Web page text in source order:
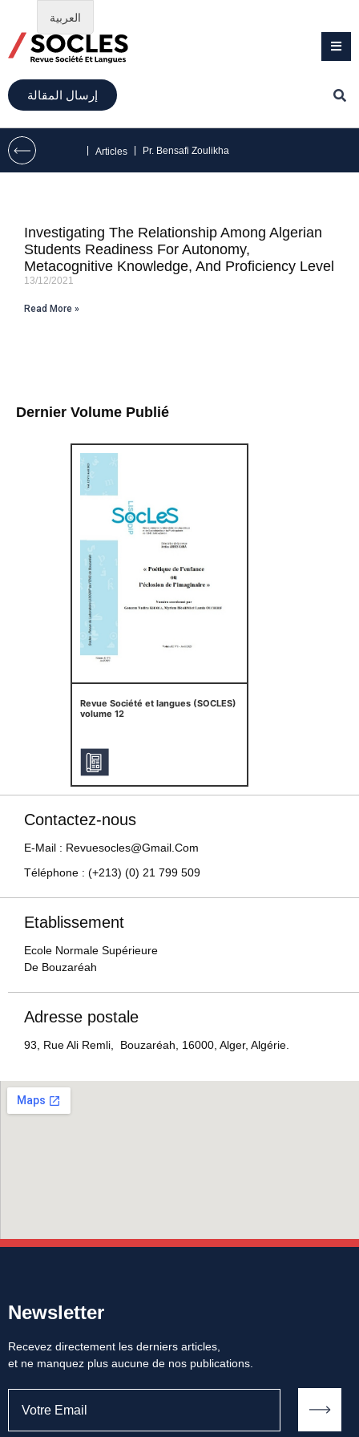
إرسال المقالة
Articles Pr. Bensafi Zoulikha
Dernier Volume Publié
Revue Société et langues (SOCLES)
volume 12
Investigating The Relationship Among Algerian
Students Readiness For Autonomy,
Metacognitive Knowledge, And Proficiency Level
13/12/2021
Read More »
Contactez-nous
E-Mail : Revuesocles@gmail.com
Téléphone : (+213) (0) 21 799 509
Etablissement
Ecole Normale Supérieure
De Bouzaréah
Adresse postale
93, Rue Ali Remli, Bouzaréah, 16000, Alger, Algérie.
Newsletter
Recevez directement les derniers articles,
et ne manquez plus aucune de nos publications.
العربية